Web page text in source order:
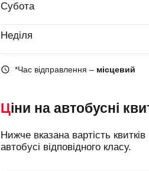
Субота
Неділя
*Час відправлення – місцевий
Ціни на автобусні
Нижче вказана вартість квитків на різні типи автобусів, що допоможе вам зорієнтуватися у виборі і замовити місце в
автобусі відповідного класу.